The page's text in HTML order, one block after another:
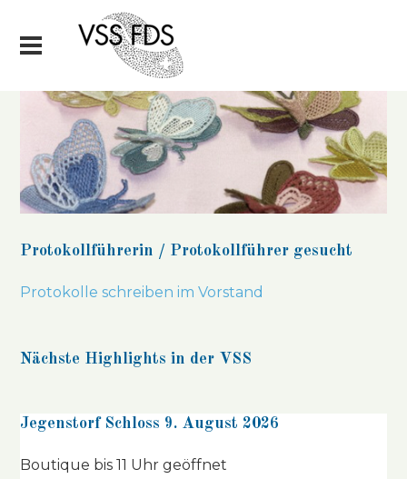
Protokollführerin / Protokollführer gesucht
Protokolle schreiben im Vorstand
Nächste Highlights in der VSS
Jegenstorf Schloss 9. August 2026
Boutique bis 11 Uhr geöffnet